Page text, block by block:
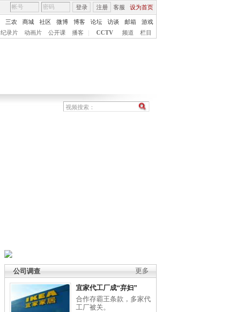
客服 设为首页
登录 注册
三农 商城 社区 微博 博客 论坛 访谈 邮箱
游戏
纪录片 动画片 公开课 播客 CCTV 频道 栏目
更多
公司调查
宜家代工厂成“弃妇”
合作存霸王条款，多家代
工厂被关。